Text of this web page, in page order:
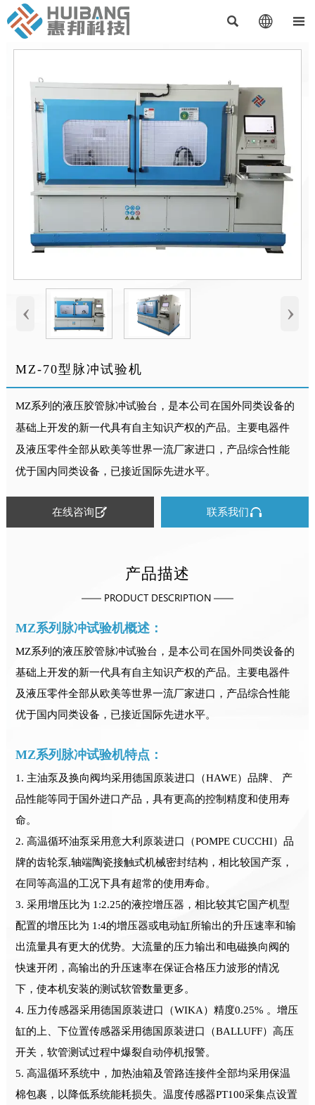
  
‹ ›
MZ-70型脉冲试验机
MZ系列的液压胶管脉冲试验台，是本公司在国外同类设备的
基础上开发的新一代具有自主知识产权的产品。主要电器件
及液压零件全部从欧美等世界一流厂家进口，产品综合性能
优于国内同类设备，已接近国际先进水平。
在线咨询  联系我们
产品描述
—— PRODUCT DESCRIPTION ——
MZ系列脉冲试验机概述：
MZ系列的液压胶管脉冲试验台，是本公司在国外同类设备的
基础上开发的新一代具有自主知识产权的产品。主要电器件
及液压零件全部从欧美等世界一流厂家进口，产品综合性能
优于国内同类设备，已接近国际先进水平。
MZ系列脉冲试验机特点：
1. 主油泵及换向阀均采用德国原装进口（HAWE）品牌、 产
品性能等同于国外进口产品，具有更高的控制精度和使用寿
命。
2. 高温循环油泵采用意大利原装进口（POMPE CUCCHI）品
牌的齿轮泵,轴端陶瓷接触式机械密封结构，相比较国产泵，
在同等高温的工况下具有超常的使用寿命。
3. 采用增压比为 1:2.25的液控增压器，相比较其它国产机型
配置的增压比为 1:4的增压器或电动缸所输出的升压速率和输
出流量具有更大的优势。大流量的压力输出和电磁换向阀的
快速开闭，高输出的升压速率在保证合格压力波形的情况
下，使本机安装的测试软管数量更多。
4. 压力传感器采用德国原装进口（WIKA）精度0.25% 。增压
缸的上、下位置传感器采用德国原装进口（BALLUFF）高压
开关，软管测试过程中爆裂自动停机报警。
5. 高温循环系统中，加热油箱及管路连接件全部均采用保温
棉包裹，以降低系统能耗损失。温度传感器PT100采集点设置